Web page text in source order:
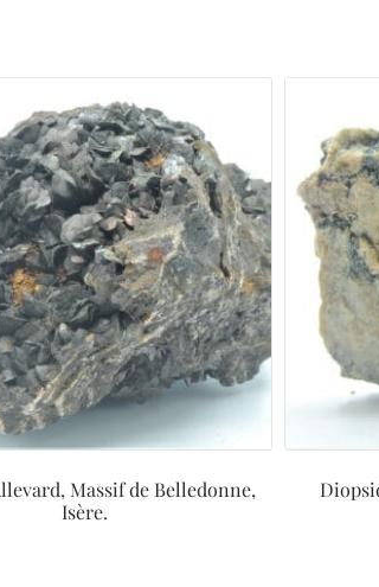
Massif de Belledonne,
Isère.